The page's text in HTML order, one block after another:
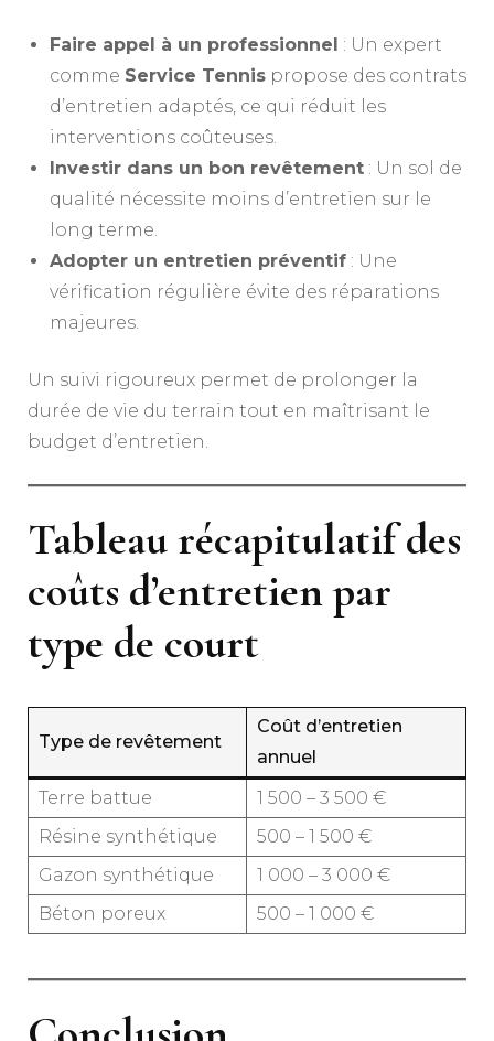
Faire appel à un professionnel : Un expert
comme Service Tennis propose des contrats
d’entretien adaptés, ce qui réduit les
interventions coûteuses.
Investir dans un bon revêtement : Un sol de
qualité nécessite moins d’entretien sur le
long terme.
Adopter un entretien préventif : Une
vérification régulière évite des réparations
majeures.
Un suivi rigoureux permet de prolonger la
durée de vie du terrain tout en maîtrisant le
budget d’entretien.
Tableau récapitulatif des
coûts d’entretien par
type de court
Type de revêtement
Coût d’entretien
annuel
Terre battue
1 500 – 3 500 €
Résine synthétique
500 – 1 500 €
Gazon synthétique
1 000 – 3 000 €
Béton poreux
500 – 1 000 €